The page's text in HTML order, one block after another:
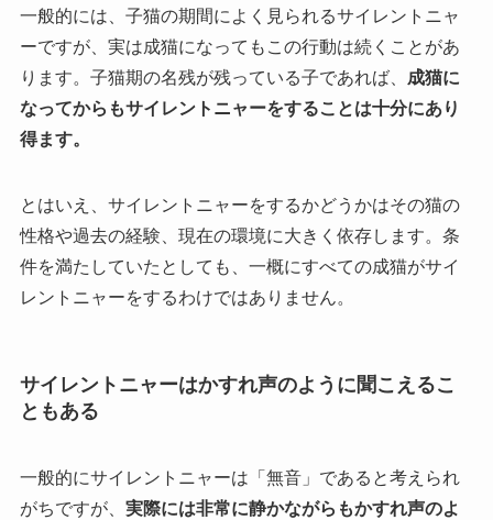
一般的には、子猫の期間によく見られるサイレントニャ
ーですが、実は成猫になってもこの行動は続くことがあ
ります。子猫期の名残が残っている子であれば、 成猫に
なってからもサイレントニャーをすることは十分にあり
得ます。
とはいえ、サイレントニャーをするかどうかはその猫の
性格や過去の経験、現在の環境に大きく依存します。条
件を満たしていたとしても、一概にすべての成猫がサイ
レントニャーをするわけではありません。
サイレントニャーはかすれ声のように聞こえるこ
ともある
一般的にサイレントニャーは「無音」であると考えられ
がちですが、 実際には非常に静かながらもかすれ声のよ